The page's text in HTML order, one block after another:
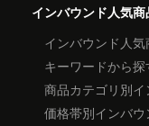
インバウンド人気
インバウンド人
キーワードから探
商品カテゴリ別
価格帯別インバ